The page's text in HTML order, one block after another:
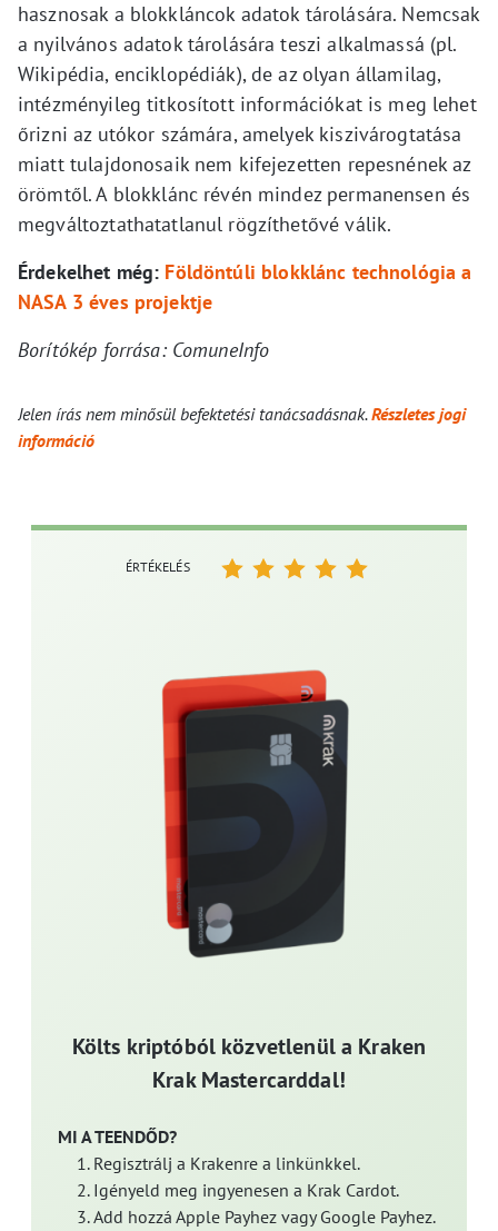
hasznosak a blokkláncok adatok tárolására. Nemcsak
a nyilvános adatok tárolására teszi alkalmassá (pl.
Wikipédia, enciklopédiák), de az olyan államilag,
intézményileg titkosított információkat is meg lehet
őrizni az utókor számára, amelyek kiszivárogtatása
miatt tulajdonosaik nem kifejezetten repesnének az
örömtől. A blokklánc révén mindez permanensen és
megváltoztathatatlanul rögzíthetővé válik.
Érdekelhet még: Földöntúli blokklánc technológia a
NASA 3 éves projektje
Borítókép forrása: ComuneInfo
Jelen írás nem minősül befektetési tanácsadásnak.Részletes jogi
információ
Költs kriptóból közvetlenül a Kraken
Krak Mastercarddal!
MI A TEENDŐD?
Regisztrálj a Krakenre a linkünkkel.
Igényeld meg ingyenesen a Krak Cardot.
Add hozzá Apple Payhez vagy Google Payhez.
ÉRTÉKELÉS